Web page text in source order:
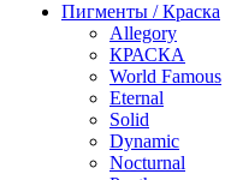
Пигменты / Краска
Allegory
КРАСКА
World Famous
Eternal
Solid
Dynamic
Nocturnal